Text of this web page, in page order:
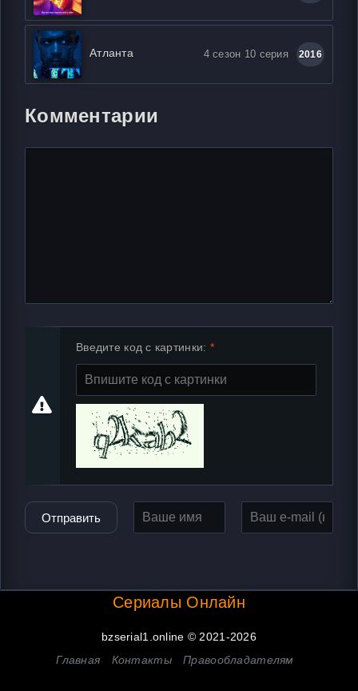
Атланта 4 сезон 10 серия 2016
Комментарии
Введите код с картинки:
Отправить
Сериалы Онлайн
bzserial1.online © 2021-2026
Главная
Контакты Правообладателям